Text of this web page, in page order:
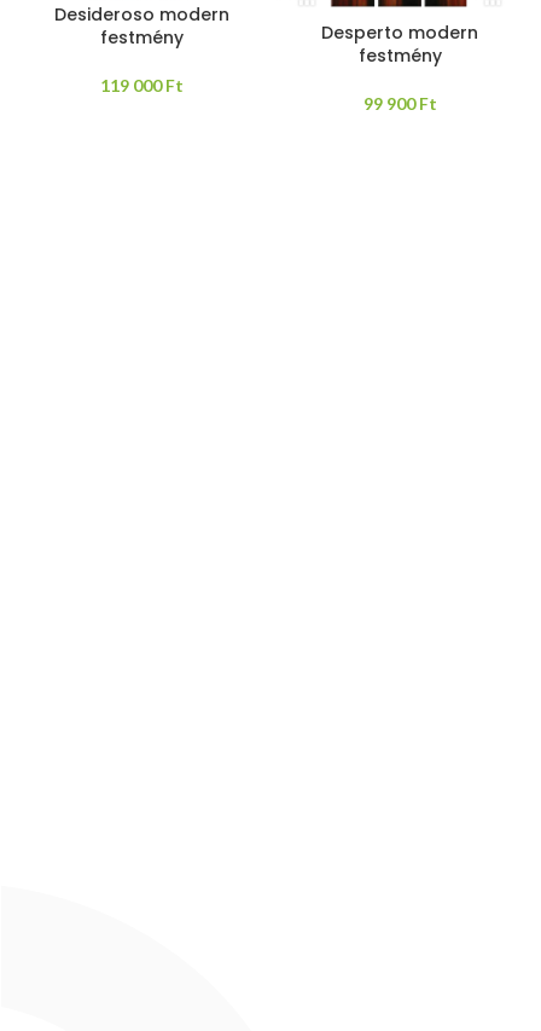
Desideroso modern
festmény
119 000Ft
Desperto modern
festmény
99 900Ft